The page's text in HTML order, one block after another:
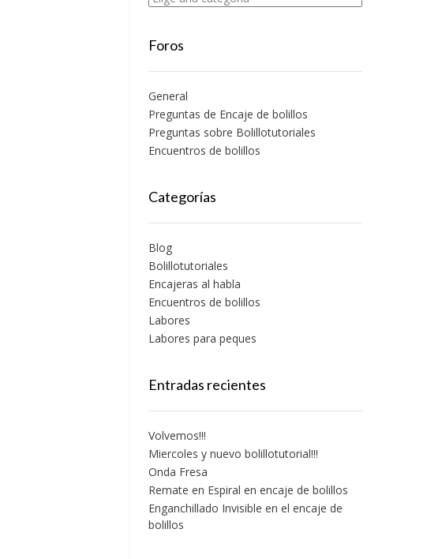
Foros
General
Preguntas de Encaje de bolillos
Preguntas sobre Bolillotutoriales
Encuentros de bolillos
Categorías
Blog
Bolillotutoriales
Encajeras al habla
Encuentros de bolillos
Labores
Labores para peques
Entradas recientes
Volvemos!!!
Miercoles y nuevo bolillotutorial!!!
Onda Fresa
Remate en Espiral en encaje de bolillos
Enganchillado Invisible en el encaje de
bolillos